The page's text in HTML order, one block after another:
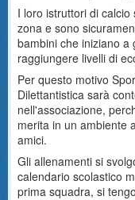
I loro istruttori di
zona e sono
bambini che iniziano a
raggiungere livelli di
Per questo motivo
Dilettantistica sarà
nell'associazione,
merita in un ambiente
amici.
Gli allenamenti si
calendario scolastico
prima squadra, si